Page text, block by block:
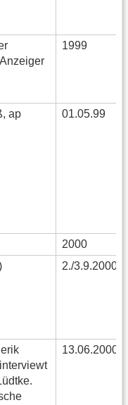
1999
ap 01.05.99
2000
2./3.9.2000
13.06.2000